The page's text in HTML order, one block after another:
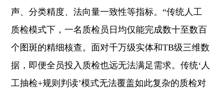
声、分类精度、法向量一致性等指标。“传统人工
质检模式下，一名质检员日均仅能完成数十至数百
个图斑的精细核查。面对千万级实体和TB级三维数
据，即便全员投入质检也远无法满足需求。传统‘人
工抽检+规则判读’模式无法覆盖如此复杂的质检对